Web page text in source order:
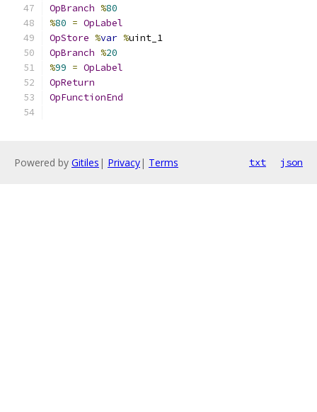
OpBranch %80
%80 = OpLabel
OpStore %var %uint_1
OpBranch %20
%99 = OpLabel
OpReturn
OpFunctionEnd
Powered by Gitiles | Privacy| Terms txt json